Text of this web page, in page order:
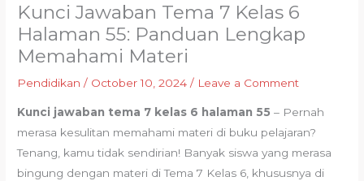
Kunci Jawaban Tema 7 Kelas 6
Halaman 55: Panduan Lengkap
Memahami Materi
Pendidikan / October 10, 2024/ Leave a Comment
Kunci jawaban tema 7 kelas 6 halaman 55 – Pernah
merasa kesulitan memahami materi di buku pelajaran?
Tenang, kamu tidak sendirian! Banyak siswa yang merasa
bingung dengan materi di Tema 7 Kelas 6, khususnya di